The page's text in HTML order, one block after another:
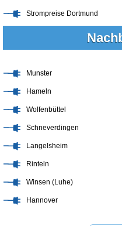
Strompreise Dortmund
Munster
Hameln
Wolfenbüttel
Schneverdingen
Langelsheim
Rinteln
Winsen (Luhe)
Hannover